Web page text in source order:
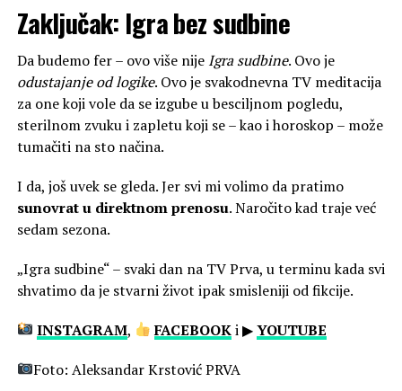
Zaključak: Igra bez sudbine
Da budemo fer – ovo više nije Igra sudbine. Ovo je
odustajanje od logike. Ovo je svakodnevna TV meditacija
za one koji vole da se izgube u besciljnom pogledu,
sterilnom zvuku i zapletu koji se – kao i horoskop – može
tumačiti na sto načina.
I da, još uvek se gleda. Jer svi mi volimo da pratimo
sunovrat u direktnom prenosu. Naročito kad traje već
sedam sezona.
„Igra sudbine“ – svaki dan na TV Prva, u terminu kada svi
shvatimo da je stvarni život ipak smisleniji od fikcije.
INSTAGRAM, FACEBOOKi ▶YOUTUBE
Foto: Aleksandar Krstović PRVA